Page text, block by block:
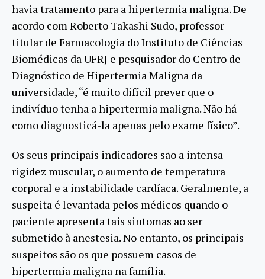
havia tratamento para a hipertermia maligna. De
acordo com Roberto Takashi Sudo, professor
titular de Farmacologia do Instituto de Ciências
Biomédicas da UFRJ e pesquisador do Centro de
Diagnóstico de Hipertermia Maligna da
universidade, “é muito difícil prever que o
indivíduo tenha a hipertermia maligna. Não há
como diagnosticá-la apenas pelo exame físico”.
Os seus principais indicadores são a intensa
rigidez muscular, o aumento de temperatura
corporal e a instabilidade cardíaca. Geralmente, a
suspeita é levantada pelos médicos quando o
paciente apresenta tais sintomas ao ser
submetido à anestesia. No entanto, os principais
suspeitos são os que possuem casos de
hipertermia maligna na família.